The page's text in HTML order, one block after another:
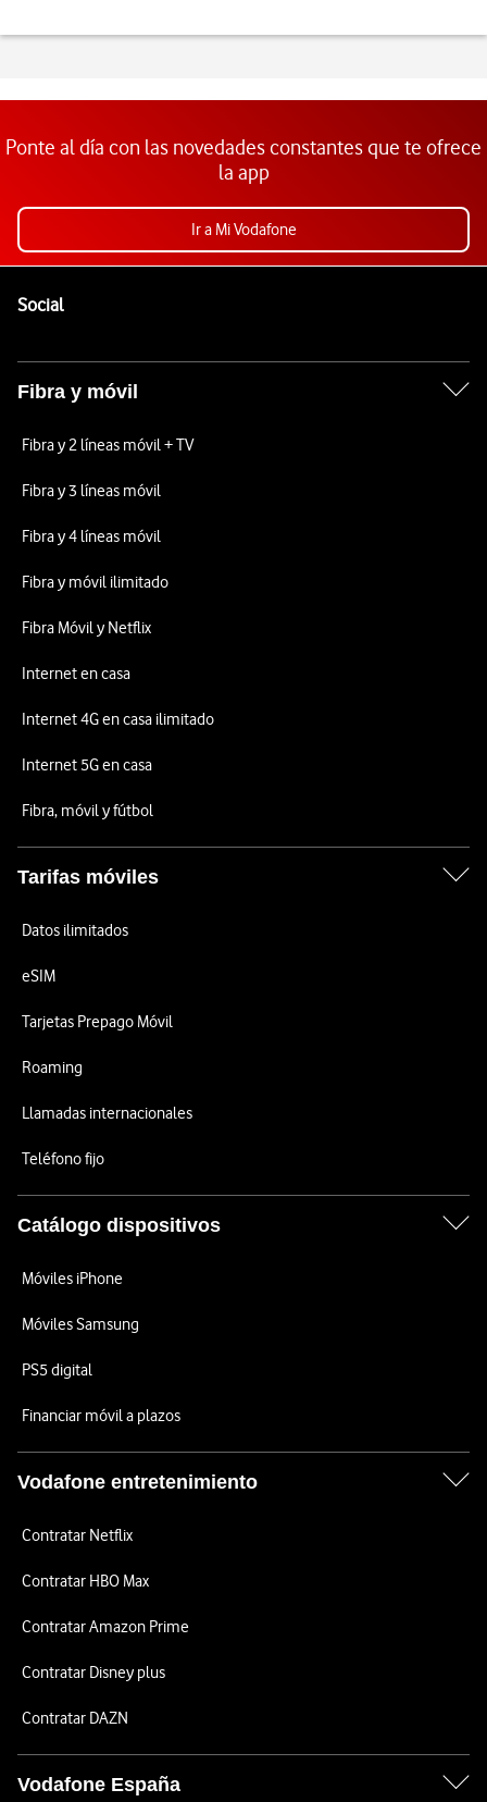
Ponte al día con las novedades constantes que te ofrece
la app
Ir a Mi Vodafone
SocialEnlaces a las redes sociales de Vodafone
Fibra y móvil
Fibra y 2 líneas móvil + TV
Fibra y 3 líneas móvil
Fibra y 4 líneas móvil
Fibra y móvil ilimitado
Fibra Móvil y Netflix
Internet en casa
Internet 4G en casa ilimitado
Internet 5G en casa
Fibra, móvil y fútbol
Tarifas móviles
Datos ilimitados
eSIM
Tarjetas Prepago Móvil
Roaming
Llamadas internacionales
Teléfono fijo
Catálogo dispositivos
Móviles iPhone
Móviles Samsung
PS5 digital
Financiar móvil a plazos
Vodafone entretenimiento
Contratar Netflix
Contratar HBO Max
Contratar Amazon Prime
Contratar Disney plus
Contratar DAZN
Vodafone España